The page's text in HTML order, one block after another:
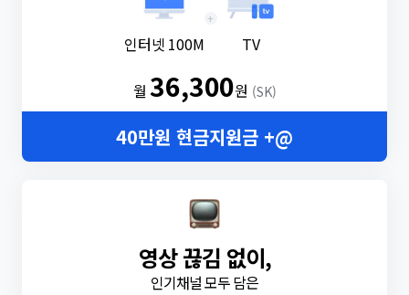
인터넷 100M
+
TV
월36,300원 (SK)
40만원 현금지원금 +@
영상 끊김 없이,
인기채널 모두 담은